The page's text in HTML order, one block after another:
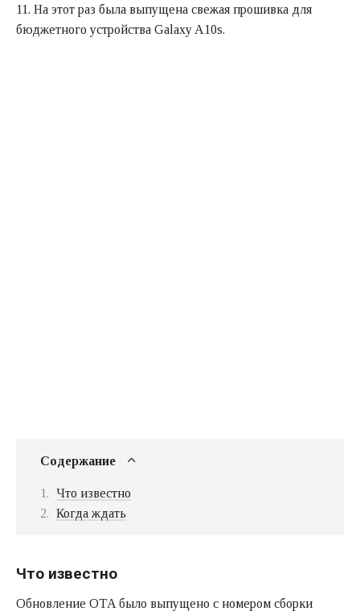
11. На этот раз была выпущена свежая прошивка для
бюджетного устройства Galaxy A10s.
Содержание
Что известно
Когда ждать
Что известно
Обновление OTA было выпущено с номером сборки